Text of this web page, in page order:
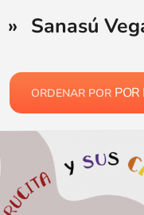
» Sanasú
ORDENAR POR POR